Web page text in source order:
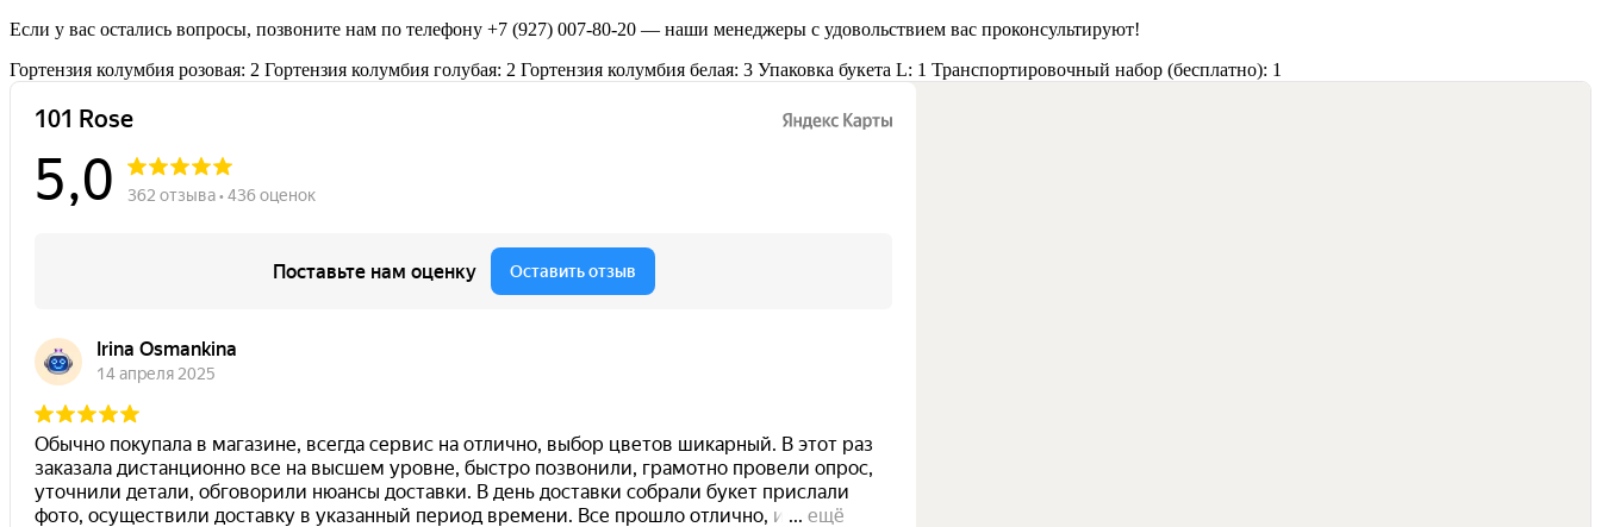
Если у вас остались вопросы, позвоните нам по телефону +7 (927) 007-80-20 — наши менеджеры с удовольствием вас проконсультируют!
Гортензия колумбия розовая: 2 Гортензия колумбия голубая: 2 Гортензия колумбия белая: 3 Упаковка букета L: 1 Транспортировочный набор (бесплатно): 1